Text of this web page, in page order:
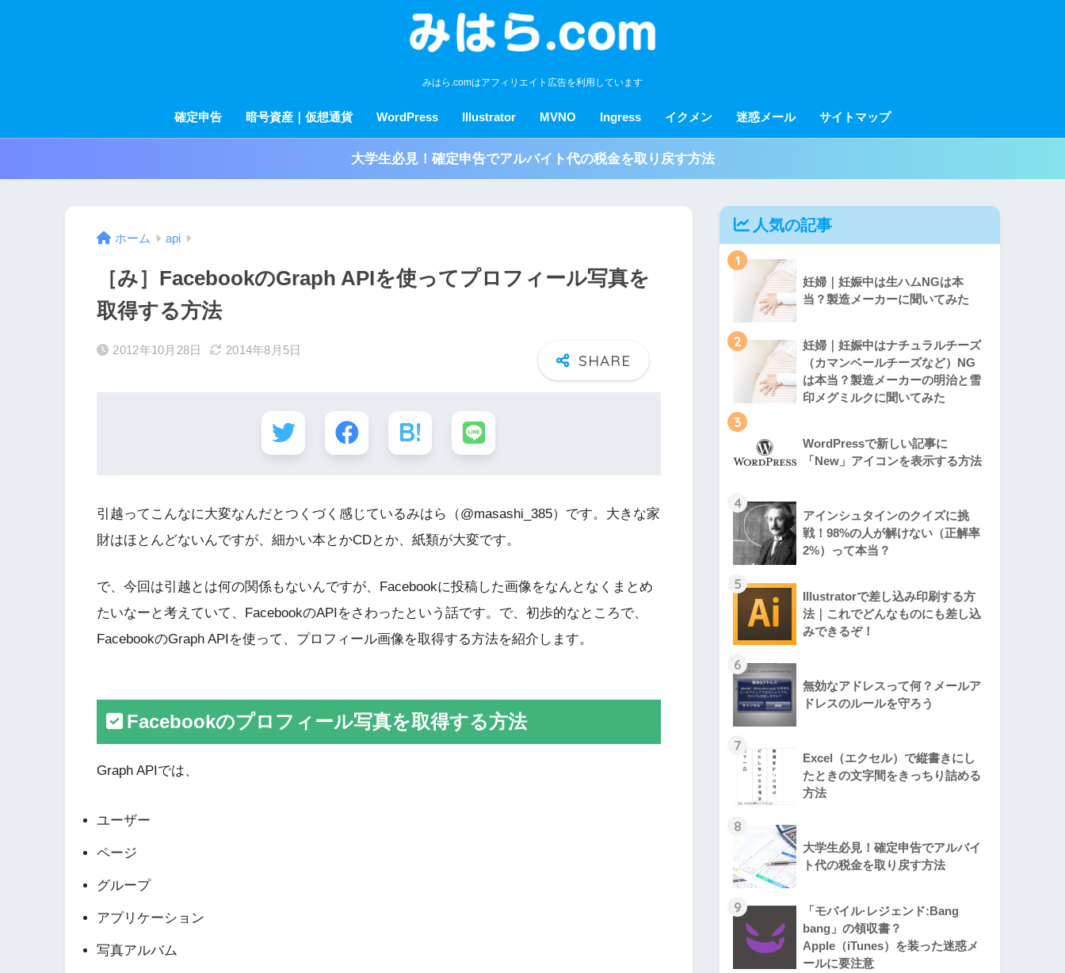
みはら.comはアフィリエイト広告を利用しています
確定申告 暗号資産｜仮想通貨 WordPress Illustrator MVNO Ingress イクメン 迷惑メール サイトマップ
大学生必見！確定申告でアルバイト代の税金を取り戻す方法
ホーム api
［み］FacebookのGraph APIを使ってプロフィール写真を
取得する方法
2012年10月28日 2014年8月5日
引越ってこんなに大変なんだとつくづく感じているみはら（@masashi_385）です。大きな家
財はほとんどないんですが、細かい本とかCDとか、紙類が大変です。
で、今回は引越とは何の関係もないんですが、Facebookに投稿した画像をなんとなくまとめ
たいなーと考えていて、FacebookのAPIをさわったという話です。で、初歩的なところで、
FacebookのGraph APIを使って、プロフィール画像を取得する方法を紹介します。
Facebookのプロフィール写真を取得する方法
Graph APIでは、
ユーザー
ページ
グループ
アプリケーション
写真アルバム
人気の記事
1
妊婦｜妊娠中は生ハムNGは本
当？製造メーカーに聞いてみた
2
妊婦｜妊娠中はナチュラルチーズ
（カマンベールチーズなど）NG
は本当？製造メーカーの明治と雪
印メグミルクに聞いてみた
3
WordPressで新しい記事に
「New」アイコンを表示する方法
4
アインシュタインのクイズに挑
戦！98%の人が解けない（正解率
2%）って本当？
5
Illustratorで差し込み印刷する方
法｜これでどんなものにも差し込
みできるぞ！
6
無効なアドレスって何？メールア
ドレスのルールを守ろう
7
Excel（エクセル）で縦書きにし
たときの文字間をきっちり詰める
方法
8
大学生必見！確定申告でアルバイ
ト代の税金を取り戻す方法
9
「モバイル·レジェンド:Bang
bang」の領収書？
Apple（iTunes）を装った迷惑メ
ールに要注意